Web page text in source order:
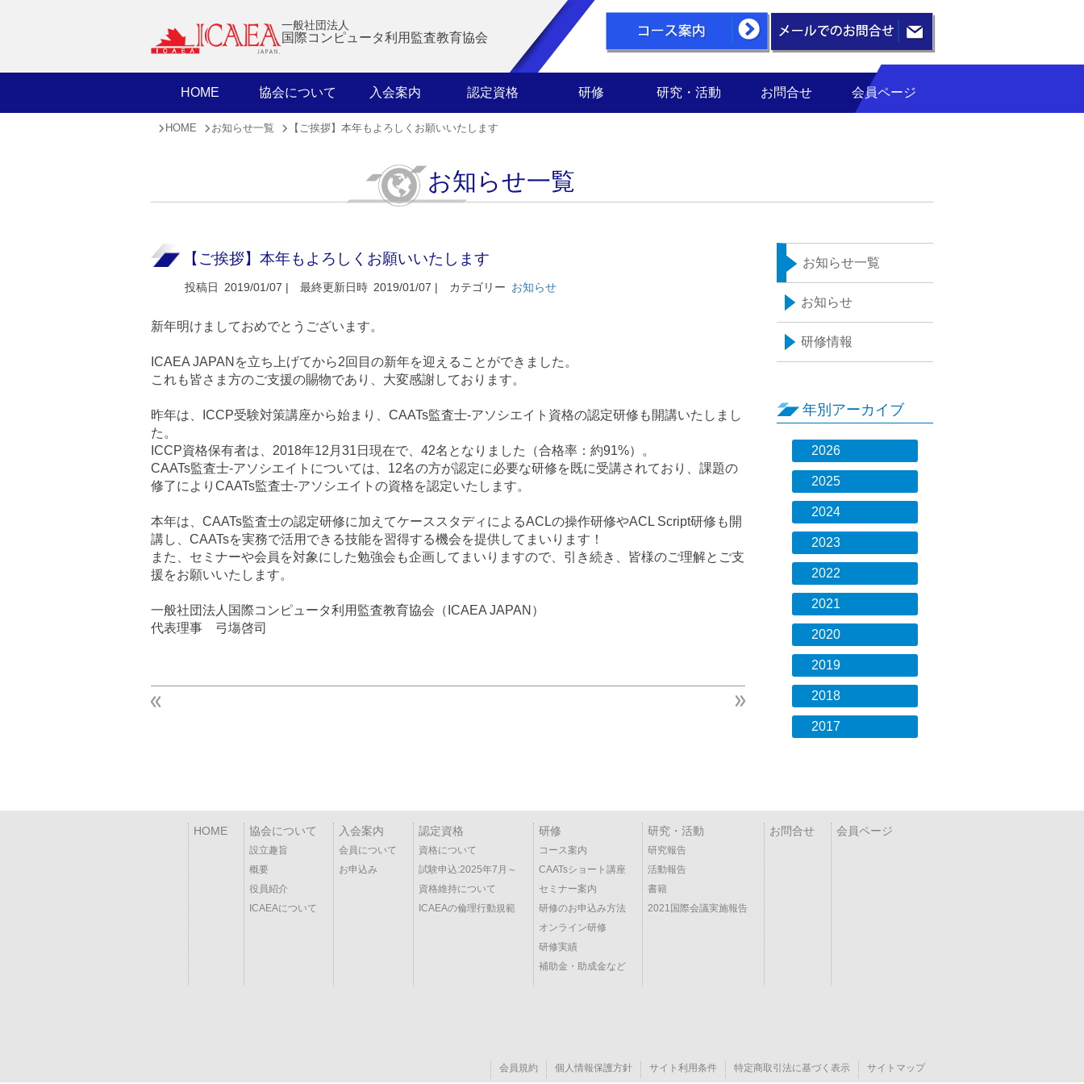
一般社団法人
国際コンピュータ利用監査教育協会
HOME 協会について 入会案内 認定資格 研修 研究・活動 お問合せ 会員ページ
HOME お知らせ一覧 【ご挨拶】本年もよろしくお願いいたします
お知らせ一覧
【ご挨拶】本年もよろしくお願いいたします
投稿日 2019/01/07 | 最終更新日時 2019/01/07 | カテゴリー お知らせ
新年明けましておめでとうございます。
ICAEA JAPANを立ち上げてから2回目の新年を迎えることができました。
これも皆さま方のご支援の賜物であり、大変感謝しております。
昨年は、ICCP受験対策講座から始まり、CAATs監査士-アソシエイト資格の認定研修も開講いたしまし
た。
ICCP資格保有者は、2018年12月31日現在で、42名となりました（合格率：約91%）。
CAATs監査士-アソシエイトについては、12名の方が認定に必要な研修を既に受講されており、課題の
修了によりCAATs監査士-アソシエイトの資格を認定いたします。
本年は、CAATs監査士の認定研修に加えてケーススタディによるACLの操作研修やACL Script研修も開
講し、CAATsを実務で活用できる技能を習得する機会を提供してまいります！
また、セミナーや会員を対象にした勉強会も企画してまいりますので、引き続き、皆様のご理解とご支
援をお願いいたします。
一般社団法人国際コンピュータ利用監査教育協会（ICAEA JAPAN）
代表理事 弓塲啓司
お知らせ一覧
お知らせ
研修情報
年別アーカイブ
2026
2025
2024
2023
2022
2021
2020
2019
2018
2017
HOME 協会について
設立趣旨
概要
役員紹介
ICAEAについて
入会案内
会員について
お申込み
認定資格
資格について
試験申込:2025年7月～
資格維持について
ICAEAの倫理行動規範
研修
コース案内
CAATsショート講座
セミナー案内
研修のお申込み方法
オンライン研修
研修実績
補助金・助成金など
研究・活動
研究報告
活動報告
書籍
2021国際会議実施報告
お問合せ 会員ページ
会員規約 個人情報保護方針 サイト利用条件 特定商取引法に基づく表示 サイトマップ